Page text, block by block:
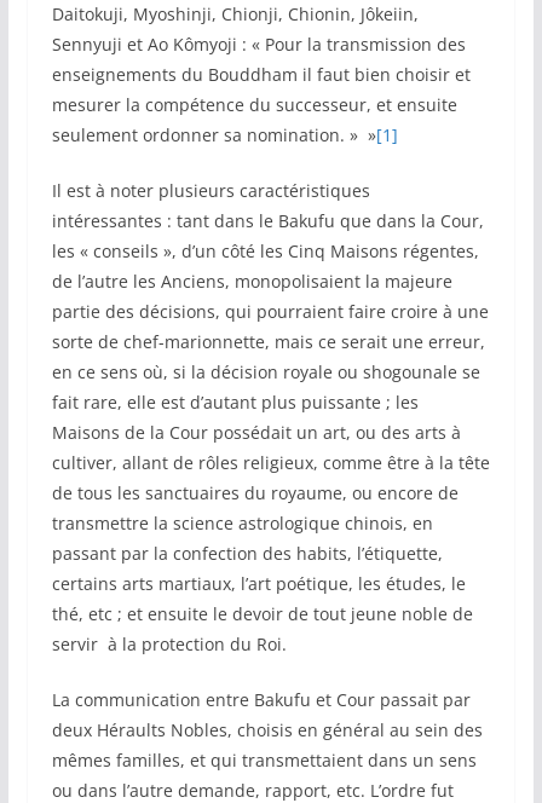
Daitokuji, Myoshinji, Chionji, Chionin, Jôkeiin,
Sennyuji et Ao Kômyoji : « Pour la transmission des
enseignements du Bouddham il faut bien choisir et
mesurer la compétence du successeur, et ensuite
seulement ordonner sa nomination. » »[1]
Il est à noter plusieurs caractéristiques
intéressantes : tant dans le Bakufu que dans la Cour,
les « conseils », d’un côté les Cinq Maisons régentes,
de l’autre les Anciens, monopolisaient la majeure
partie des décisions, qui pourraient faire croire à une
sorte de chef-marionnette, mais ce serait une erreur,
en ce sens où, si la décision royale ou shogounale se
fait rare, elle est d’autant plus puissante ; les
Maisons de la Cour possédait un art, ou des arts à
cultiver, allant de rôles religieux, comme être à la tête
de tous les sanctuaires du royaume, ou encore de
transmettre la science astrologique chinois, en
passant par la confection des habits, l’étiquette,
certains arts martiaux, l’art poétique, les études, le
thé, etc ; et ensuite le devoir de tout jeune noble de
servir à la protection du Roi.
La communication entre Bakufu et Cour passait par
deux Héraults Nobles, choisis en général au sein des
mêmes familles, et qui transmettaient dans un sens
ou dans l’autre demande, rapport, etc. L’ordre fut